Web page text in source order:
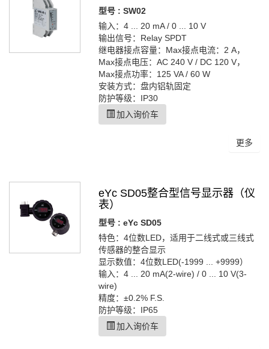
型号 : SW02
输入：4 ... 20 mA / 0 ... 10 V
输出信号：Relay SPDT
继电器接点容量：Max接点电流：2 A，
Max接点电压：AC 240 V / DC 120 V，
Max接点功率：125 VA / 60 W
安装方式：盘内铝轨固定
防护等级：IP30
加入询价车
更多
eYc SD05整合型信号显示器（仪
表）
型号 : eYc SD05
特色：4位数LED，适用于二线式或三线式
传感器的整合显示
显示数值：4位数LED(-1999 ... +9999）
输入：4 ... 20 mA(2-wire) / 0 ... 10 V(3-
wire)
精度：±0.2% F.S.
防护等级：IP65
加入询价车